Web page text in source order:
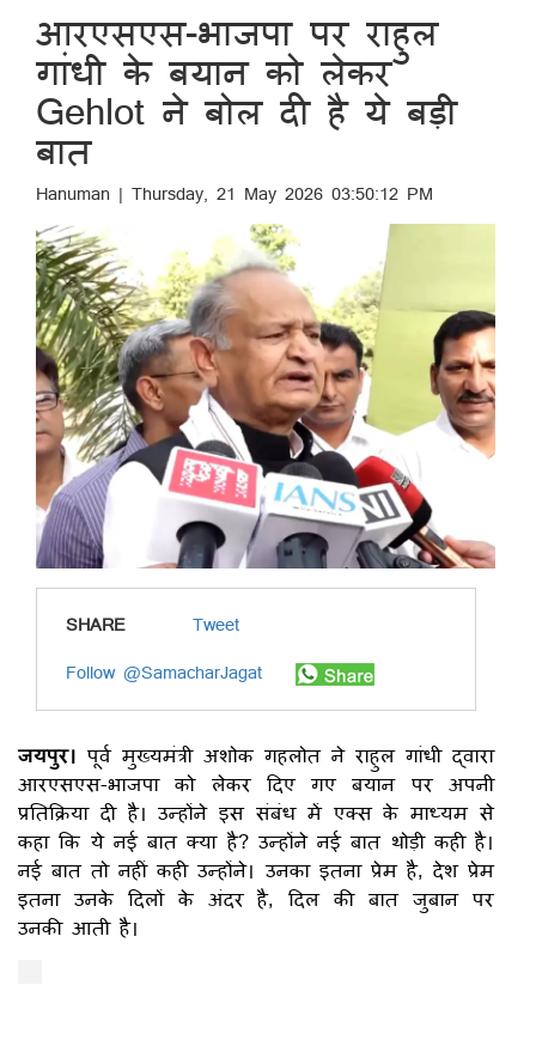
आरएसएस-भाजपा पर राहुल
गांधी के बयान को लेकर
Gehlot ने बोल दी है ये बड़ी
बात
Hanuman | Thursday, 21 May 2026 03:50:12 PM
SHARE
Tweet
Follow @SamacharJagat
जयपुर। पूर्व मुख्यमंत्री अशोक गहलोत ने राहुल गांधी द्वारा
आरएसएस-भाजपा को लेकर दिए गए बयान पर अपनी
प्रतिक्रिया दी है। उन्होंने इस संबंध में एक्स के माध्यम से
कहा कि ये नई बात क्या है? उन्होंने नई बात थोड़ी कही है।
नई बात तो नहीं कही उन्होंने। उनका इतना प्रेम है, देश प्रेम
इतना उनके दिलों के अंदर है, दिल की बात जुबान पर
उनकी आती है।